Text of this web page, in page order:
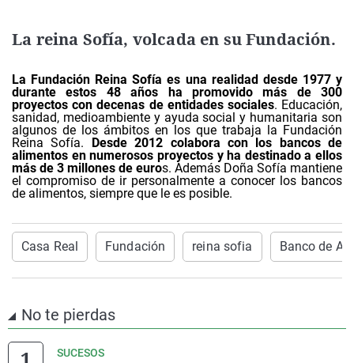
La reina Sofía, volcada en su Fundación.
La Fundación Reina Sofía es una realidad desde 1977 y
durante estos 48 años ha promovido más de 300
proyectos con decenas de entidades sociales. Educación,
sanidad, medioambiente y ayuda social y humanitaria son
algunos de los ámbitos en los que trabaja la Fundación
Reina Sofía. Desde 2012 colabora con los bancos de
alimentos en numerosos proyectos y ha destinado a ellos
más de 3 millones de euros. Además Doña Sofía mantiene
el compromiso de ir personalmente a conocer los bancos
de alimentos, siempre que le es posible.
Casa Real Fundación reina sofia Banco de
No te pierdas
SUCESOS